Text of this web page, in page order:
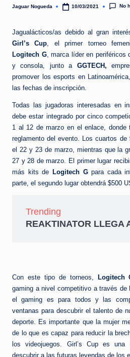
g
e
d
a
Publicado
Jaguar Nogueda 10/03/2021 No
Jagualácticos/as debido al gran
Girl’s Cup , el primer torneo
Logitech G, marca líder en periféricos
y consola, junto a GGTECH,
promover los esports en
las fechas de inscripción.
Todas las jugadoras interesadas en
debe estar integrado por cinco
1 al 12 de marzo en el enlace, donde
reglamento del evento. Los cuartos
el 22 y 23 de marzo, mientras que la
27 y 28 de marzo. El primer lugar
más kits de Logitech Gpara cada
parte, el segundo lugar obtendrá $500
Trending
REAKTINATOR LLEGA
Con este tipo de torneos, Logitech
gaming a nivel competitivo a través de
el gaming es para todos y las
ventanas para descubrir el talento de
deporte. Es importante que la mujer
de lo que es capaz para reducir la
los videojuegos. Girl’s Cup es una
descubrir a las futuras leyendas de los